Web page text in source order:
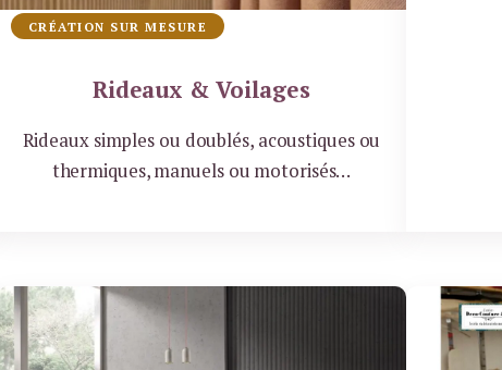
CRÉATION SUR MESURE
Rideaux & Voilages
Rideaux simples ou doublés, acoustiques ou
thermiques, manuels ou motorisés…